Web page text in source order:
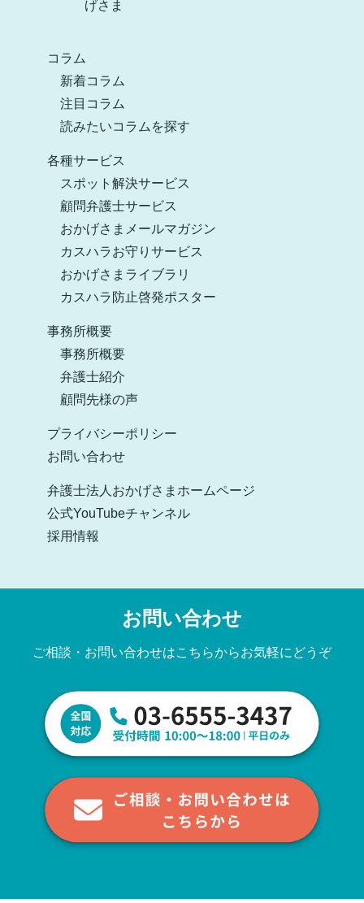
コラム
新着コラム
注目コラム
読みたいコラムを探す
各種サービス
スポット解決サービス
顧問弁護士サービス
おかげさまメールマガジン
カスハラお守りサービス
おかげさまライブラリ
カスハラ防止啓発ポスター
事務所概要
事務所概要
弁護士紹介
顧問先様の声
プライバシーポリシー
お問い合わせ
弁護士法人おかげさまホームページ
公式YouTubeチャンネル
採用情報
お問い合わせ
ご相談・お問い合わせはこちらからお気軽にどうぞ